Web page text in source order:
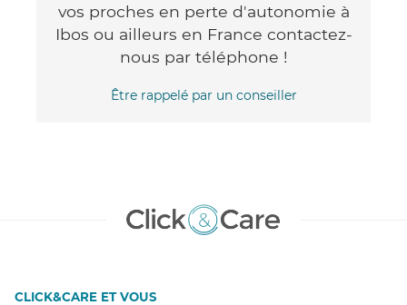
vos proches en perte d'autonomie à
Ibos ou ailleurs en France contactez-
nous par téléphone !
Être rappelé par un conseiller
CLICK&CARE ET VOUS